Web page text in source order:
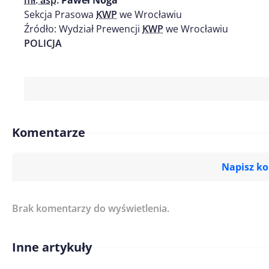
Sekcja Prasowa KWP we Wrocławiu
Źródło: Wydział Prewencji KWP we Wrocławiu
POLICJA
Komentarze
Napisz
Imię/ Nick*
Brak komentarzy do wyświetlenia.
Inne artykuły